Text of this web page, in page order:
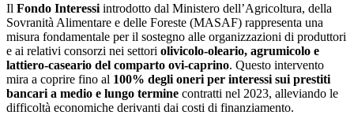
Il Fondo Interessi introdotto dal Ministero dell’Agricoltura, della
Sovranità Alimentare e delle Foreste (MASAF) rappresenta una
misura fondamentale per il sostegno alle organizzazioni di produttori
e ai relativi consorzi nei settori olivicolo-oleario, agrumicolo e
lattiero-caseario del comparto ovi-caprino. Questo intervento
mira a coprire fino al 100% degli oneri per interessi sui prestiti
bancari a medio e lungo termine contratti nel 2023, alleviando le
difficoltà economiche derivanti dai costi di finanziamento.